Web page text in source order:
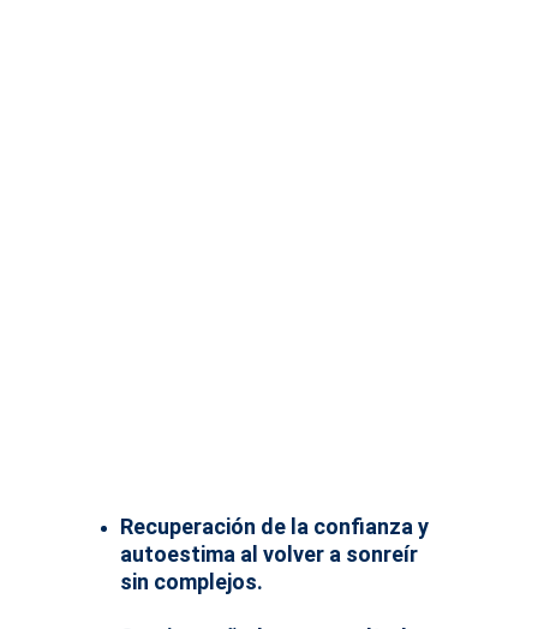
Recuperación de la confianza y
autoestima al volver a sonreír
sin complejos.